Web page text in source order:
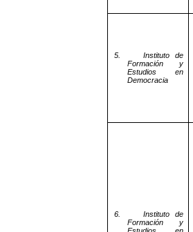
5.
Instituto de
Formación y
Estudios en
Democracia
6.
Instituto de
Formación y